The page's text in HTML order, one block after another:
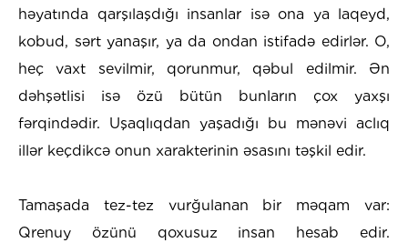
həyatında qarşılaşdığı insanlar isə ona ya laqeyd,
kobud, sərt yanaşır, ya da ondan istifadə edirlər. O,
heç vaxt sevilmir, qorunmur, qəbul edilmir. Ən
dəhşətlisi isə özü bütün bunların çox yaxşı
fərqindədir. Uşaqlıqdan yaşadığı bu mənəvi aclıq
illər keçdikcə onun xarakterinin əsasını təşkil edir.
Tamaşada tez-tez vurğulanan bir məqam var:
Qrenuy özünü qoxusuz insan hesab edir.